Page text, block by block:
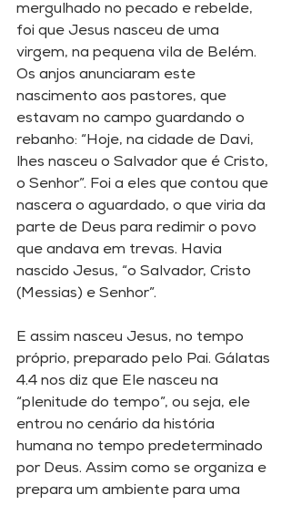
mergulhado no pecado e rebelde,
foi que Jesus nasceu de uma
virgem, na pequena vila de Belém.
Os anjos anunciaram este
nascimento aos pastores, que
estavam no campo guardando o
rebanho: “Hoje, na cidade de Davi,
lhes nasceu o Salvador que é Cristo,
o Senhor”. Foi a eles que contou que
nascera o aguardado, o que viria da
parte de Deus para redimir o povo
que andava em trevas. Havia
nascido Jesus, “o Salvador, Cristo
(Messias) e Senhor”.
E assim nasceu Jesus, no tempo
próprio, preparado pelo Pai. Gálatas
4.4 nos diz que Ele nasceu na
“plenitude do tempo”, ou seja, ele
entrou no cenário da história
humana no tempo predeterminado
por Deus. Assim como se organiza e
prepara um ambiente para uma